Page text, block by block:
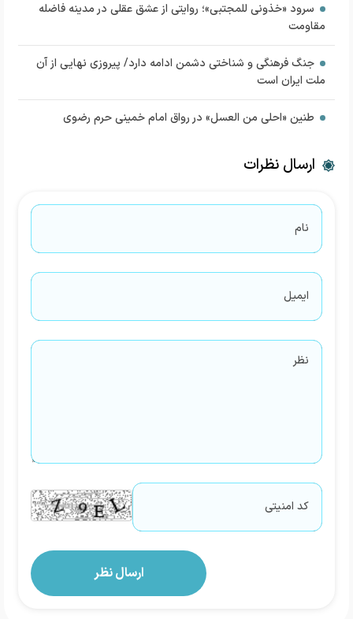
سرود «خذونی للمجتبی»؛ روایتی از عشق عقلی در مدینه فاضله
مقاومت
جنگ فرهنگی و شناختی دشمن ادامه دارد/ پیروزی نهایی از آن
ملت ایران است
طنین «احلی من العسل» در رواق امام خمینی حرم رضوی
ارسال نظرات